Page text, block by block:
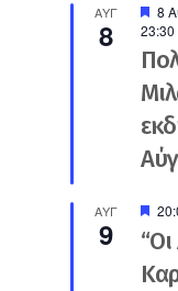
ΑΥΓ
8
8
23:30
ΑΥΓ
9